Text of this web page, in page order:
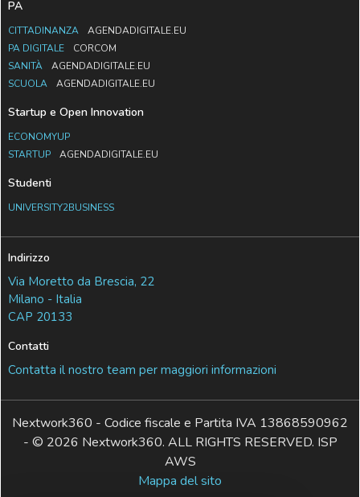
PA
CITTADINANZA
AGENDADIGITALE.EU
PA DIGITALE
CORCOM
SANITÀ
AGENDADIGITALE.EU
SCUOLA
AGENDADIGITALE.EU
Startup e Open Innovation
ECONOMYUP
STARTUP
AGENDADIGITALE.EU
Studenti
UNIVERSITY2BUSINESS
Indirizzo
Via Moretto da Brescia, 22
Milano - Italia
CAP 20133
Contatti
Contatta il nostro team per maggiori informazioni
Nextwork360 - Codice fiscale e Partita IVA 13868590962
- © 2026 Nextwork360. ALL RIGHTS RESERVED. ISP
AWS
Mappa del sito